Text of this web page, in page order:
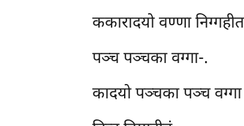
ककारादयो वण्णा
पञ्च पञ्चका वग्गा-.
कादयो पञ्चका पञ्च वग्गा